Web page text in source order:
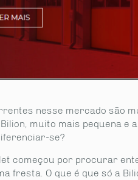
nesse mercado são
muito mais pequena e
se?
começou por procurar
fresta. O que é que só a